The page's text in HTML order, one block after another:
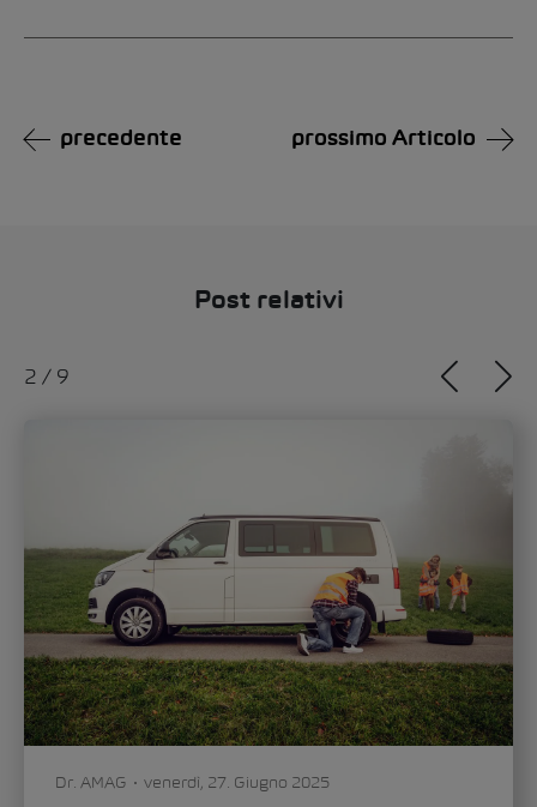
precedente prossimo Articolo
Post relativi
2 / 9
Dr. AMAG venerdì, 27. Giugno 2025